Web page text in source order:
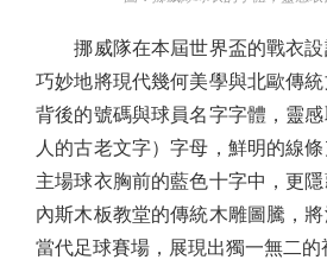
挪威隊在本屆世界盃的戰衣設
巧妙地將現代幾何美學與北歐傳
背後的號碼與球員名字字體，靈
人的古老文字）字母，鮮明的線條
主場球衣胸前的藍色十字中，更
內斯木板教堂的傳統木雕圖騰，
當代足球賽場，展現出獨一無二的